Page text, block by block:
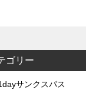
ゴリー
サンクスパス